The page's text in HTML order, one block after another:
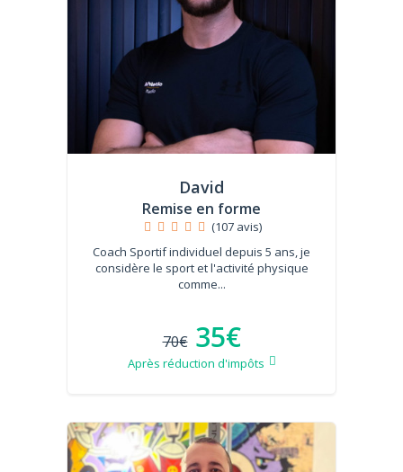
David
Remise en forme
(107 avis)
Coach Sportif individuel depuis 5 ans, je
considère le sport et l'activité physique
comme...
70€ 35€
Après réduction d'impôts